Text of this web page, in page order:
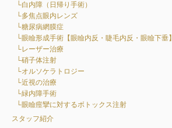
白内障（日帰り手術）
多焦点眼内レンズ
糖尿病網膜症
眼瞼形成手術【眼瞼内反・睫毛内反・眼瞼下垂】
レーザー治療
硝子体注射
オルソケラトロジー
近視の治療
緑内障手術
眼瞼痙攣に対するボトックス注射
スタッフ紹介